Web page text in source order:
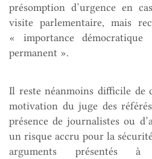
présomption d’urgence en
visite parlementaire, mais
« importance
permanent ».
Il reste néanmoins difficile de
motivation du juge des
présence de journalistes ou
un risque accru pour la
arguments présentés à